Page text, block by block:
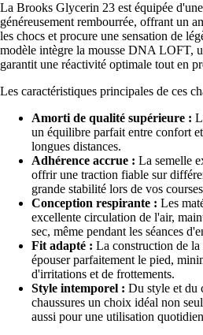
La Brooks Glycerin 23 est équipée
généreusement rembourrée, offrant un
les chocs et procure une sensation de
modèle intègre la mousse DNA LOFT,
garantit une réactivité optimale tout en
Les caractéristiques principales de ces
Amorti de qualité supérieure :
un équilibre parfait entre confort
longues distances.
Adhérence accrue : La semelle
offrir une traction fiable sur
grande stabilité lors de vos
Conception respirante : Les
excellente circulation de l'air,
sec, même pendant les séances
Fit adapté : La construction de la
épouser parfaitement le pied,
d'irritations et de frottements.
Style intemporel : Du style et du
chaussures un choix idéal non
aussi pour une utilisation